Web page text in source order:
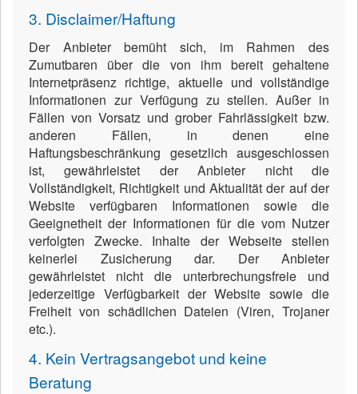
3. Disclaimer/Haftung
Der Anbieter bemüht sich, im Rahmen des
Zumutbaren über die von ihm bereit gehaltene
Internetpräsenz richtige, aktuelle und vollständige
Informationen zur Verfügung zu stellen. Außer in
Fällen von Vorsatz und grober Fahrlässigkeit bzw.
anderen Fällen, in denen eine
Haftungsbeschränkung gesetzlich ausgeschlossen
ist, gewährleistet der Anbieter nicht die
Vollständigkeit, Richtigkeit und Aktualität der auf der
Website verfügbaren Informationen sowie die
Geeignetheit der Informationen für die vom Nutzer
verfolgten Zwecke. Inhalte der Webseite stellen
keinerlei Zusicherung dar. Der Anbieter
gewährleistet nicht die unterbrechungsfreie und
jederzeitige Verfügbarkeit der Website sowie die
Freiheit von schädlichen Dateien (Viren, Trojaner
etc.).
4. Kein Vertragsangebot und keine
Beratung